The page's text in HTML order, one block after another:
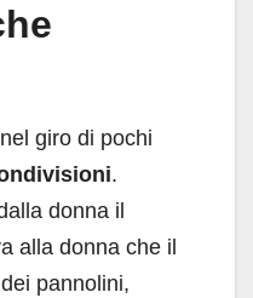
giro di pochi
.
donna il
alla donna che il
pannolini,